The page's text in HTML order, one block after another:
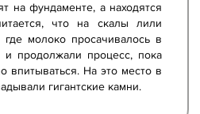
на фундаменте, а находятся
что на скалы лили
молоко просачивалось в
и продолжали процесс, пока
впитываться. На это место в
гигантские камни.